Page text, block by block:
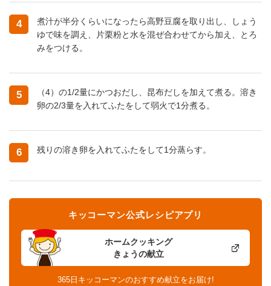
4
煮汁が半分くらいになったら高野豆腐を取り出し、しょう
ゆで味を調え、片栗粉と水を混ぜ合わせてから加え、とろ
みをつける。
5
（4）の1/2量にかつおだし、昆布だしを加えて煮る。溶き
卵の2/3量を入れてふたをして弱火で1分煮る。
6 残りの溶き卵を入れてふたをして1分蒸らす。
ホームクッキング
きょうの献立
キッコーマン公式レシピアプリ
365日キッコーマンのおすすめ献立をお届け!